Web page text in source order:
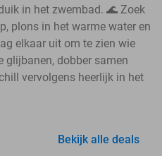
in het zwembad. 🌊 Zoek
plons in het warme water en
elkaar uit om te zien wie
glijbanen, dobber samen
vervolgens heerlijk in het
Bekijk alle deals